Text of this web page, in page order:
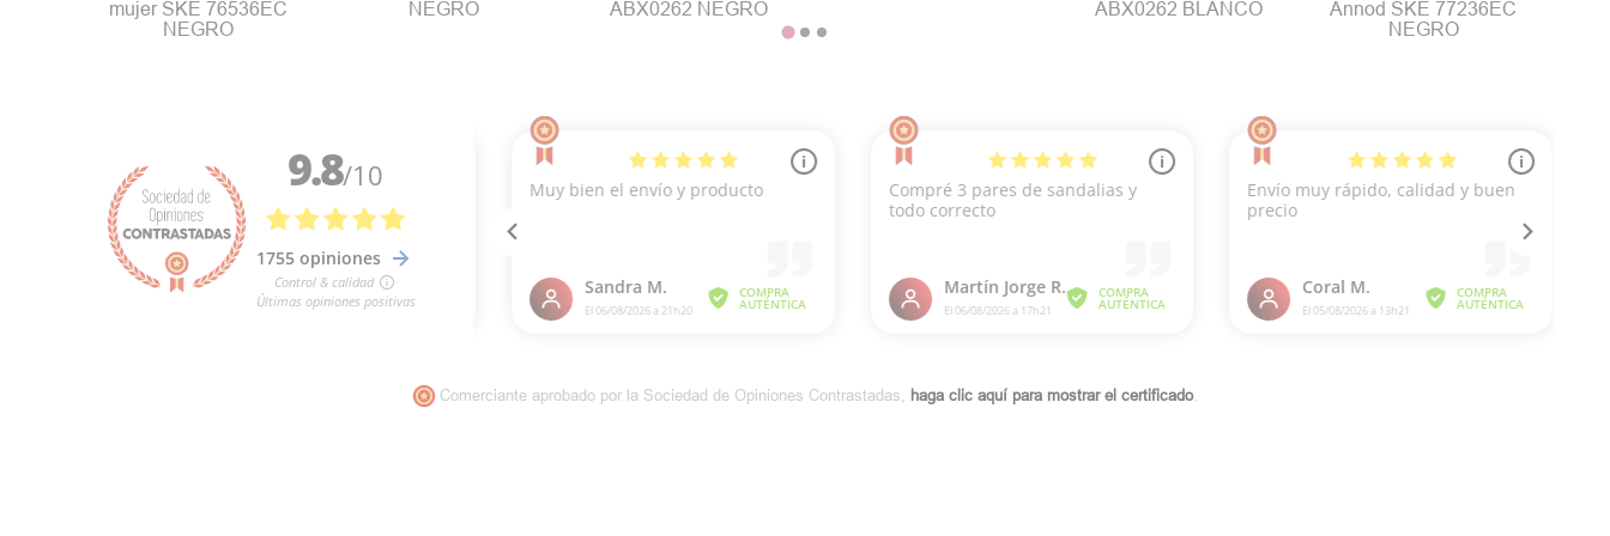
mujer SKE 76536EC
NEGRO
NEGRO ABX0262 NEGRO ABX0262 BLANCO
Annod SKE 77236EC
NEGRO
Comerciante aprobado por la Sociedad de Opiniones Contrastadas, haga clic aquí para mostrar el certificado.